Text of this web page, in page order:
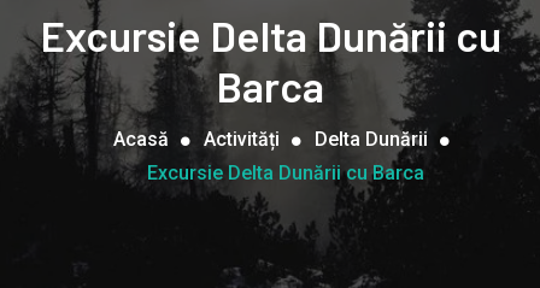
Excursie Delta Dunării cu
Barca
Acasă Activități
Delta Dunării
Excursie Delta Dunării cu Barca